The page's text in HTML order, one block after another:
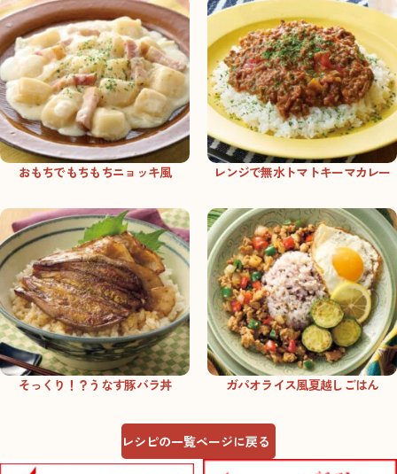
おもちでもちもちニョッキ風 レンジで無水トマトキーマカレー
そっくり！？うなす豚バラ丼 ガパオライス風夏越しごはん
レシピの一覧ページに戻る